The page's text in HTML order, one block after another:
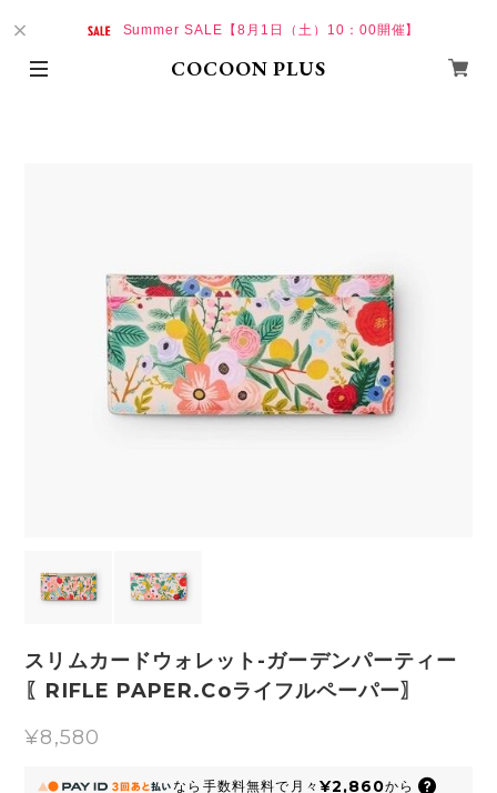
Summer SALE【8月1日（土）10：00開催】
COCOON PLUS
スリムカードウォレット-ガーデンパーティー
〖RIFLE PAPER.Coライフルペーパー〗
¥8,580
なら 手数料無料で 月々 ¥2,860から